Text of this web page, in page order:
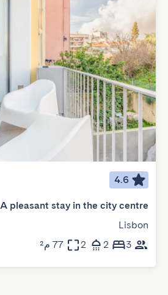
4.6
A pleasant stay in the city centre
Lisbon
3
2
2 77 م²